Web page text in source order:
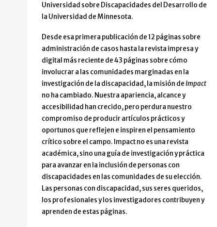
Universidad sobre Discapacidades del Desarrollo de
la Universidad de Minnesota.
Desde esa primera publicación de 12 páginas sobre
administración de casos hasta la revista impresa y
digital más reciente de 43 páginas sobre cómo
involucrar a las comunidades marginadas en la
investigación de la discapacidad, la misión deImpact
no ha cambiado. Nuestra apariencia, alcance y
accesibilidad han crecido, pero perdura nuestro
compromiso de producir artículos prácticos y
oportunos que reflejen e inspiren el pensamiento
crítico sobre el campo. Impact no es una revista
académica, sino una guía de investigación y práctica
para avanzar en la inclusión de personas con
discapacidades en las comunidades de su elección.
Las personas con discapacidad, sus seres queridos,
los profesionales y los investigadores contribuyen y
aprenden de estas páginas.